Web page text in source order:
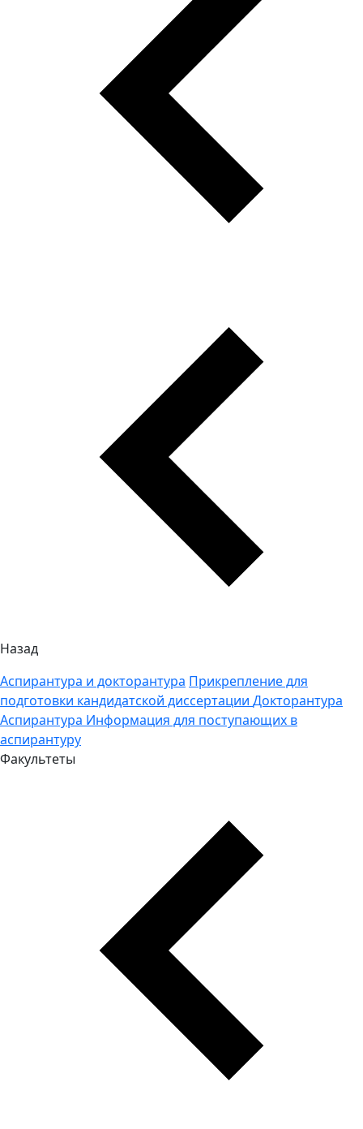
Назад
Аспирантура и докторантура Прикрепление для
подготовки кандидатской диссертации Докторантура
Аспирантура Информация для поступающих в
аспирантуру
Факультеты